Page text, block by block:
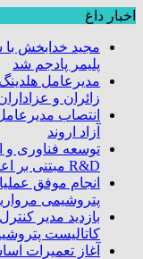
اخبار داغ
مجید خدابخش
پلیمر پادجم شد
مدیرعامل
زائران و
انتصاب
آزاد اروند
توسعه فناوری و
R&D مبتنی بر اعتبار مالیاتی
پتروشیمی
کاتالیست